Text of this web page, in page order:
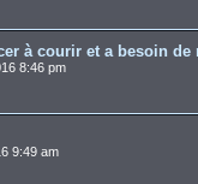
à courir et a besoin de
8:46 pm
9:49 am